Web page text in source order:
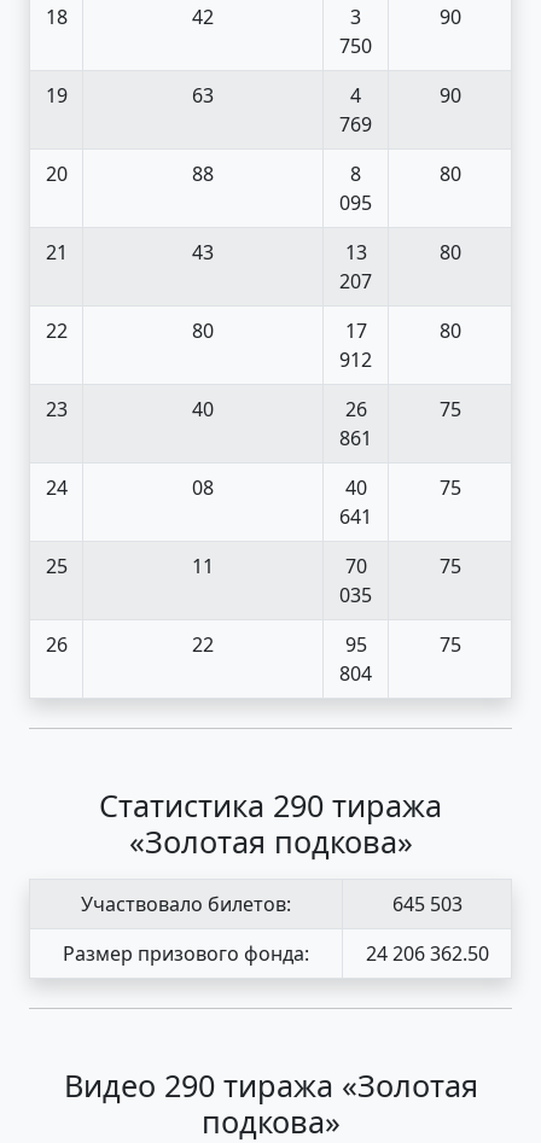
18 42
3
750
90
19 63
4
769
90
20 88
8
095
80
21 43
13
207
80
22 80
17
912
80
23 40
26
861
75
24 08
40
641
75
25 11
70
035
75
26 22
95
804
75
Статистика 290 тиража
«Золотая подкова»
Участвовало билетов:
645 503
Размер призового фонда:
24 206 362.50
Видео 290 тиража «Золотая
подкова»